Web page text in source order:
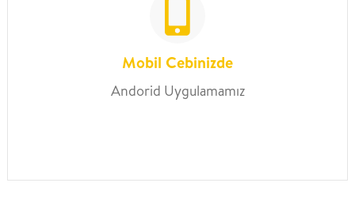
Mobil Cebinizde
Andorid Uygulamamız